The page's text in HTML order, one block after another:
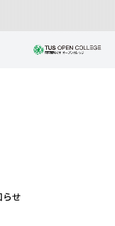
せ